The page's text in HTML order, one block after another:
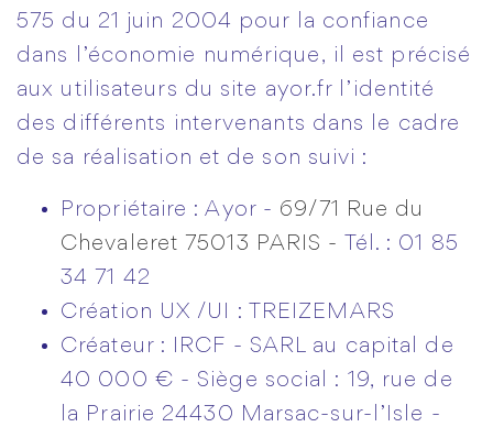
575 du 21 juin 2004 pour la confiance
dans l’économie numérique, il est précisé
aux utilisateurs du site ayor.fr l’identité
des différents intervenants dans le cadre
de sa réalisation et de son suivi :
Propriétaire : Ayor - 69/71 Rue du
Chevaleret 75013 PARIS -
Tél. : 01 85
34 71 42
Création UX /UI : TREIZEMARS
Créateur : IRCF - SARL au capital de
40 000 € - Siège social : 19, rue de
la Prairie 24430 Marsac-sur-l’Isle -